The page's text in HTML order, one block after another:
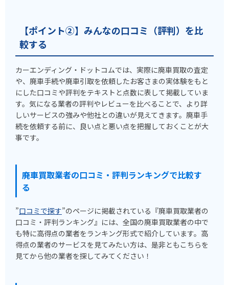
【ポイント②】みんなの口コミ（評判）を比
較する
カーエンディング・ドットコムでは、実際に廃車買取の査定
や、廃車手続や廃車引取を依頼したお客さまの実体験をもと
にした口コミや評判をテキストと点数に表して掲載していま
す。気になる業者の評判やレビューを比べることで、より詳
しいサービスの強みや他社との違いが見えてきます。廃車手
続を依頼する前に、良い点と悪い点を把握しておくことが大
事です。
廃車買取業者の口コミ・評判ランキングで比較す
る
”口コミで探す”のページに掲載されている『廃車買取業者の
口コミ・評判ランキング』には、全国の廃車買取業者の中で
も特に高得点の業者をランキング形式で紹介しています。高
得点の業者のサービスを見てみたい方は、是非ともこちらを
見てから他の業者を探してみてください！